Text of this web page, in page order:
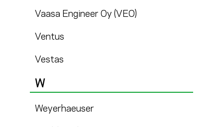
Vaasa Engineer Oy (VEO)
Ventus
Vestas
W
Weyerhaeuser